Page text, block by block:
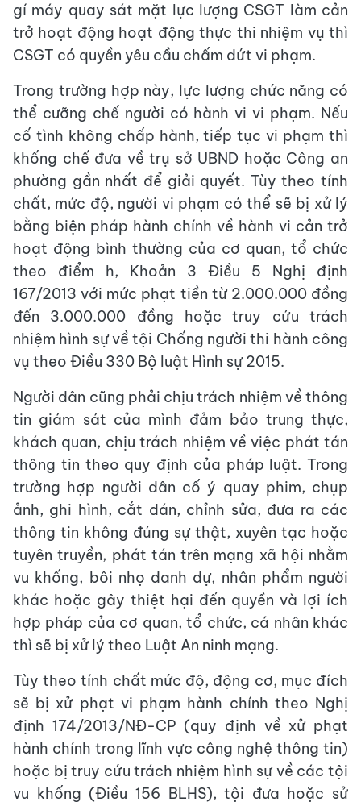
gí máy quay sát mặt lực lượng CSGT làm cản
trở hoạt động hoạt động thực thi nhiệm vụ thì
CSGT có quyền yêu cầu chấm dứt vi phạm.
Trong trường hợp này, lực lượng chức năng có
thể cưỡng chế người có hành vi vi phạm. Nếu
cố tình không chấp hành, tiếp tục vi phạm thì
khống chế đưa về trụ sở UBND hoặc Công an
phường gần nhất để giải quyết. Tùy theo tính
chất, mức độ, người vi phạm có thể sẽ bị xử lý
bằng biện pháp hành chính về hành vi cản trở
hoạt động bình thường của cơ quan, tổ chức
theo điểm h, Khoản 3 Điều 5 Nghị định
167/2013 với mức phạt tiền từ 2.000.000 đồng
đến 3.000.000 đồng hoặc truy cứu trách
nhiệm hình sự về tội Chống người thi hành công
vụ theo Điều 330 Bộ luật Hình sự 2015.
Người dân cũng phải chịu trách nhiệm về thông
tin giám sát của mình đảm bảo trung thực,
khách quan, chịu trách nhiệm về việc phát tán
thông tin theo quy định của pháp luật. Trong
trường hợp người dân cố ý quay phim, chụp
ảnh, ghi hình, cắt dán, chỉnh sửa, đưa ra các
thông tin không đúng sự thật, xuyên tạc hoặc
tuyên truyền, phát tán trên mạng xã hội nhằm
vu khống, bôi nhọ danh dự, nhân phẩm người
khác hoặc gây thiệt hại đến quyền và lợi ích
hợp pháp của cơ quan, tổ chức, cá nhân khác
thì sẽ bị xử lý theo Luật An ninh mạng.
Tùy theo tính chất mức độ, động cơ, mục đích
sẽ bị xử phạt vi phạm hành chính theo Nghị
định 174/2013/NĐ-CP (quy định về xử phạt
hành chính trong lĩnh vực công nghệ thông tin)
hoặc bị truy cứu trách nhiệm hình sự về các tội
vu khống (Điều 156 BLHS), tội đưa hoặc sử